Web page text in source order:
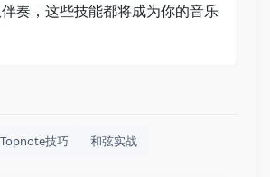
奏，这些技能都将成为你的音乐
Topnote技巧 和弦实战